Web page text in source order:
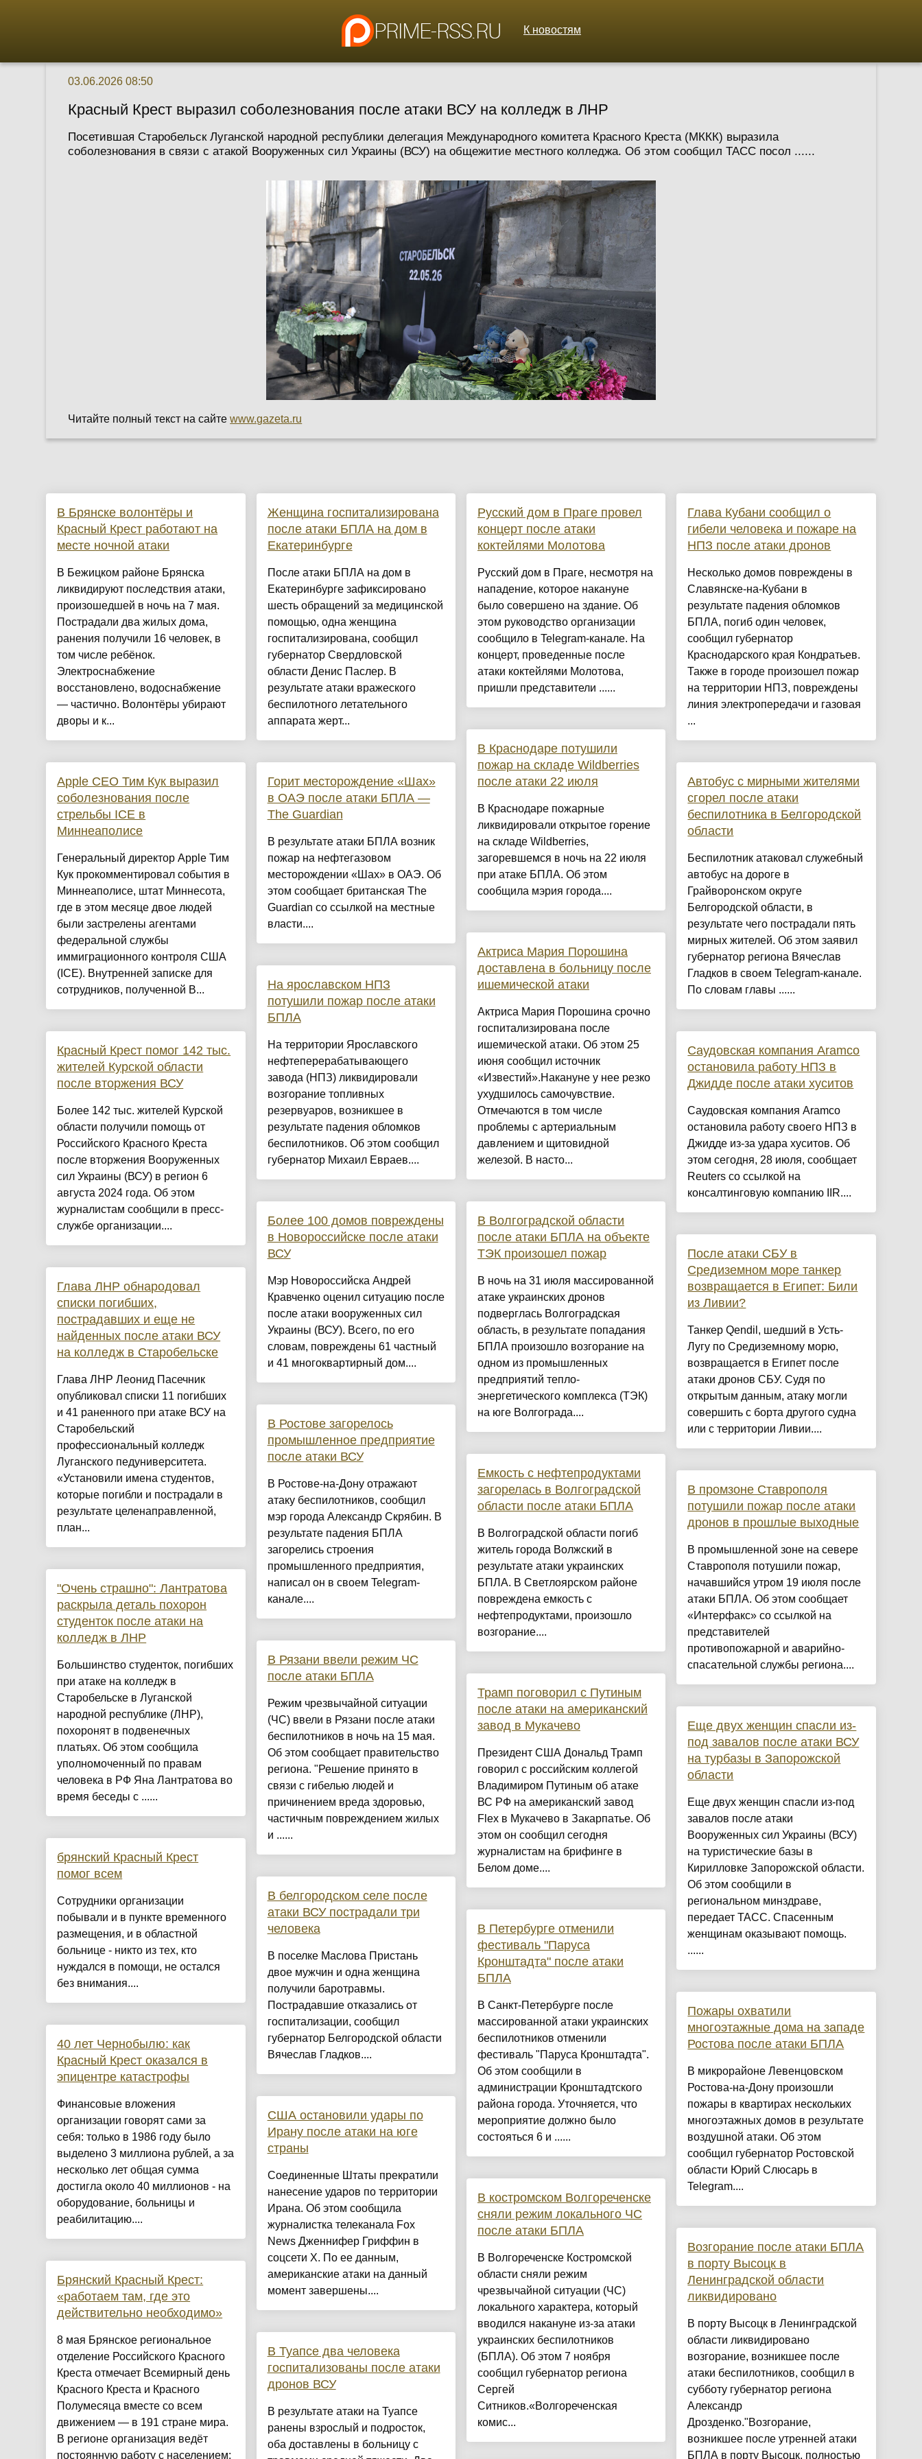
К новостям
03.06.2026 08:50
Красный Крест выразил соболезнования после атаки ВСУ на колледж в ЛНР
Посетившая Старобельск Луганской народной республики делегация Международного комитета Красного Креста (МККК) выразила
соболезнования в связи с атакой Вооруженных сил Украины (ВСУ) на общежитие местного колледжа. Об этом сообщил ТАСС посол ......
Читайте полный текст на сайтеwww.gazeta.ru
В Брянске волонтёры и
Красный Крест работают на
месте ночной атаки
В Бежицком районе Брянска
ликвидируют последствия атаки,
произошедшей в ночь на 7 мая.
Пострадали два жилых дома,
ранения получили 16 человек, в
том числе ребёнок.
Электроснабжение
восстановлено, водоснабжение
— частично. Волонтёры убирают
дворы и к...
Apple CEO Тим Кук выразил
соболезнования после
стрельбы ICE в
Миннеаполисе
Генеральный директор Apple Тим
Кук прокомментировал события в
Миннеаполисе, штат Миннесота,
где в этом месяце двое людей
были застрелены агентами
федеральной службы
иммиграционного контроля США
(ICE). Внутренней записке для
сотрудников, полученной B...
Красный Крест помог 142 тыс.
жителей Курской области
после вторжения ВСУ
Более 142 тыс. жителей Курской
области получили помощь от
Российского Красного Креста
после вторжения Вооруженных
сил Украины (ВСУ) в регион 6
августа 2024 года. Об этом
журналистам сообщили в пресс-
службе организации....
Глава ЛНР обнародовал
списки погибших,
пострадавших и еще не
найденных после атаки ВСУ
на колледж в Старобельске
Глава ЛНР Леонид Пасечник
опубликовал списки 11 погибших
и 41 раненного при атаке ВСУ на
Старобельский
профессиональный колледж
Луганского педуниверситета.
«Установили имена студентов,
которые погибли и пострадали в
результате целенаправленной,
план...
"Очень страшно": Лантратова
раскрыла деталь похорон
студенток после атаки на
колледж в ЛНР
Большинство студенток, погибших
при атаке на колледж в
Старобельске в Луганской
народной республике (ЛНР),
похоронят в подвенечных
платьях. Об этом сообщила
уполномоченный по правам
человека в РФ Яна Лантратова во
время беседы с ......
брянский Красный Крест
помог всем
Сотрудники организации
побывали и в пункте временного
размещения, и в областной
больнице - никто из тех, кто
нуждался в помощи, не остался
без внимания....
40 лет Чернобылю: как
Красный Крест оказался в
эпицентре катастрофы
Финансовые вложения
организации говорят сами за
себя: только в 1986 году было
выделено 3 миллиона рублей, а за
несколько лет общая сумма
достигла около 40 миллионов - на
оборудование, больницы и
реабилитацию....
Брянский Красный Крест:
«работаем там, где это
действительно необходимо»
8 мая Брянское региональное
отделение Российского Красного
Креста отмечает Всемирный день
Красного Креста и Красного
Полумесяца вместе со всем
движением — в 191 стране мира.
В регионе организация ведёт
постоянную работу с населением:
Женщина госпитализирована
после атаки БПЛА на дом в
Екатеринбурге
После атаки БПЛА на дом в
Екатеринбурге зафиксировано
шесть обращений за медицинской
помощью, одна женщина
госпитализирована, сообщил
губернатор Свердловской
области Денис Паслер. В
результате атаки вражеского
беспилотного летательного
аппарата жерт...
Горит месторождение «Шах»
в ОАЭ после атаки БПЛА —
The Guardian
В результате атаки БПЛА возник
пожар на нефтегазовом
месторождении «Шах» в ОАЭ. Об
этом сообщает британская The
Guardian со ссылкой на местные
власти....
На ярославском НПЗ
потушили пожар после атаки
БПЛА
На территории Ярославского
нефтеперерабатывающего
завода (НПЗ) ликвидировали
возгорание топливных
резервуаров, возникшее в
результате падения обломков
беспилотников. Об этом сообщил
губернатор Михаил Евраев....
Более 100 домов повреждены
в Новороссийске после атаки
ВСУ
Мэр Новороссийска Андрей
Кравченко оценил ситуацию после
после атаки вооруженных сил
Украины (ВСУ). Всего, по его
словам, повреждены 61 частный
и 41 многоквартирный дом....
В Ростове загорелось
промышленное предприятие
после атаки ВСУ
В Ростове-на-Дону отражают
атаку беспилотников, сообщил
мэр города Александр Скрябин. В
результате падения БПЛА
загорелись строения
промышленного предприятия,
написал он в своем Telegram-
канале....
В Рязани ввели режим ЧС
после атаки БПЛА
Режим чрезвычайной ситуации
(ЧС) ввели в Рязани после атаки
беспилотников в ночь на 15 мая.
Об этом сообщает правительство
региона. "Решение принято в
связи с гибелью людей и
причинением вреда здоровью,
частичным повреждением жилых
и ......
В белгородском селе после
атаки ВСУ пострадали три
человека
В поселке Маслова Пристань
двое мужчин и одна женщина
получили баротравмы.
Пострадавшие отказались от
госпитализации, сообщил
губернатор Белгородской области
Вячеслав Гладков....
США остановили удары по
Ирану после атаки на юге
страны
Соединенные Штаты прекратили
нанесение ударов по территории
Ирана. Об этом сообщила
журналистка телеканала Fox
News Дженнифер Гриффин в
соцсети X. По ее данным,
американские атаки на данный
момент завершены....
В Туапсе два человека
госпитализованы после атаки
дронов ВСУ
В результате атаки на Туапсе
ранены взрослый и подросток,
оба доставлены в больницу с
Русский дом в Праге провел
концерт после атаки
коктейлями Молотова
Русский дом в Праге, несмотря на
нападение, которое накануне
было совершено на здание. Об
этом руководство организации
сообщило в Telegram-канале. На
концерт, проведенные после
атаки коктейлями Молотова,
пришли представители ......
В Краснодаре потушили
пожар на складе Wildberries
после атаки 22 июля
В Краснодаре пожарные
ликвидировали открытое горение
на складе Wildberries,
загоревшемся в ночь на 22 июля
при атаке БПЛА. Об этом
сообщила мэрия города....
Актриса Мария Порошина
доставлена в больницу после
ишемической атаки
Актриса Мария Порошина срочно
госпитализирована после
ишемической атаки. Об этом 25
июня сообщил источник
«Известий».Накануне у нее резко
ухудшилось самочувствие.
Отмечаются в том числе
проблемы с артериальным
давлением и щитовидной
железой. В насто...
В Волгоградской области
после атаки БПЛА на объекте
ТЭК произошел пожар
В ночь на 31 июля массированной
атаке украинских дронов
подверглась Волгоградская
область, в результате попадания
БПЛА произошло возгорание на
одном из промышленных
предприятий тепло-
энергетического комплекса (ТЭК)
на юге Волгограда....
Емкость с нефтепродуктами
загорелась в Волгоградской
области после атаки БПЛА
В Волгоградской области погиб
житель города Волжский в
результате атаки украинских
БПЛА. В Светлоярском районе
повреждена емкость с
нефтепродуктами, произошло
возгорание....
Трамп поговорил с Путиным
после атаки на американский
завод в Мукачево
Президент США Дональд Трамп
говорил с российским коллегой
Владимиром Путиным об атаке
ВС РФ на американский завод
Flex в Мукачево в Закарпатье. Об
этом он сообщил сегодня
журналистам на брифинге в
Белом доме....
В Петербурге отменили
фестиваль "Паруса
Кронштадта" после атаки
БПЛА
В Санкт-Петербурге после
массированной атаки украинских
беспилотников отменили
фестиваль "Паруса Кронштадта".
Об этом сообщили в
администрации Кронштадтского
района города. Уточняется, что
мероприятие должно было
состояться 6 и ......
В костромском Волгореченске
сняли режим локального ЧС
после атаки БПЛА
В Волгореченске Костромской
области сняли режим
чрезвычайной ситуации (ЧС)
локального характера, который
вводился накануне из-за атаки
украинских беспилотников
(БПЛА). Об этом 7 ноября
сообщил губернатор региона
Сергей
Ситников.«Волгореченская
комис...
Глава Кубани сообщил о
гибели человека и пожаре на
НПЗ после атаки дронов
Несколько домов повреждены в
Славянске-на-Кубани в
результате падения обломков
БПЛА, погиб один человек,
сообщил губернатор
Краснодарского края Кондратьев.
Также в городе произошел пожар
на территории НПЗ, повреждены
линия электропередачи и газовая
...
Автобус с мирными жителями
сгорел после атаки
беспилотника в Белгородской
области
Беспилотник атаковал служебный
автобус на дороге в
Грайворонском округе
Белгородской области, в
результате чего пострадали пять
мирных жителей. Об этом заявил
губернатор региона Вячеслав
Гладков в своем Telegram-канале.
По словам главы ......
Саудовская компания Aramco
остановила работу НПЗ в
Джидде после атаки хуситов
Саудовская компания Aramco
остановила работу своего НПЗ в
Джидде из-за удара хуситов. Об
этом сегодня, 28 июля, сообщает
Reuters со ссылкой на
консалтинговую компанию IIR....
После атаки СБУ в
Средиземном море танкер
возвращается в Египет: Били
из Ливии?
Танкер Qendil, шедший в Усть-
Лугу по Средиземному морю,
возвращается в Египет после
атаки дронов СБУ. Судя по
открытым данным, атаку могли
совершить с борта другого судна
или с территории Ливии....
В промзоне Ставрополя
потушили пожар после атаки
дронов в прошлые выходные
В промышленной зоне на севере
Ставрополя потушили пожар,
начавшийся утром 19 июля после
атаки БПЛА. Об этом сообщает
«Интерфакс» со ссылкой на
представителей
противопожарной и аварийно-
спасательной службы региона....
Еще двух женщин спасли из-
под завалов после атаки ВСУ
на турбазы в Запорожской
области
Еще двух женщин спасли из-под
завалов после атаки
Вооруженных сил Украины (ВСУ)
на туристические базы в
Кирилловке Запорожской области.
Об этом сообщили в
региональном минздраве,
передает ТАСС. Спасенным
женщинам оказывают помощь.
......
Пожары охватили
многоэтажные дома на западе
Ростова после атаки БПЛА
В микрорайоне Левенцовском
Ростова-на-Дону произошли
пожары в квартирах нескольких
многоэтажных домов в результате
воздушной атаки. Об этом
сообщил губернатор Ростовской
области Юрий Слюсарь в
Telegram....
Возгорание после атаки БПЛА
в порту Высоцк в
Ленинградской области
ликвидировано
В порту Высоцк в Ленинградской
области ликвидировано
возгорание, возникшее после
атаки беспилотников, сообщил в
субботу губернатор региона
Александр
Дрозденко."Возгорание,
возникшее после утренней атаки
БПЛА в порту Высоцк, полностью